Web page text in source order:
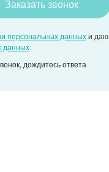
Заказать звонок
персональных данныхи даю
данных
дождитесь ответа